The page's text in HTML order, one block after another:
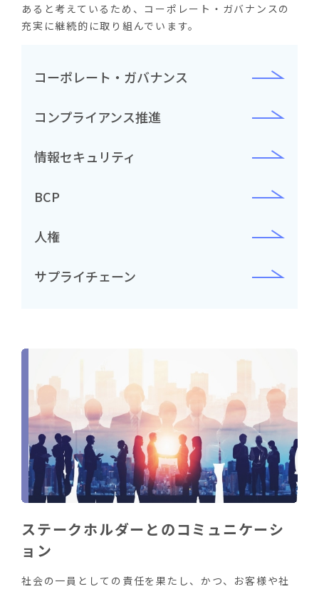
あると考えているため、コーポレート・ガバナンスの
充実に継続的に取り組んでいます。
コーポレート・ガバナンス
コンプライアンス推進
情報セキュリティ
BCP
人権
サプライチェーン
ステークホルダーとのコミュニケーシ
ョン
社会の一員としての責任を果たし、かつ、お客様や社